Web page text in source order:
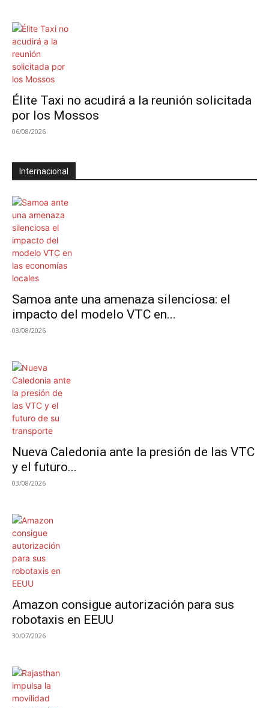
Élite Taxi no acudirá a la reunión solicitada
por los Mossos
06/08/2026
Internacional
Samoa ante una amenaza silenciosa: el
impacto del modelo VTC en...
03/08/2026
Nueva Caledonia ante la presión de las VTC
y el futuro...
03/08/2026
Amazon consigue autorización para sus
robotaxis en EEUU
30/07/2026